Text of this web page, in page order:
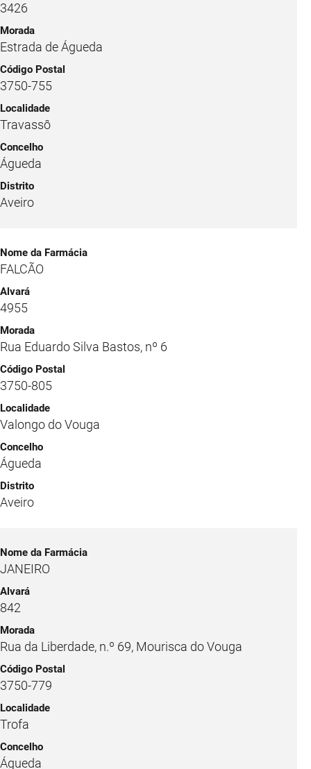
3426
Estrada de Águeda
3750-755
Travassô
Águeda
Aveiro
FALCÃO
4955
Rua Eduardo Silva Bastos, nº 6
3750-805
Valongo do Vouga
Águeda
Aveiro
JANEIRO
842
Rua da Liberdade, n.º 69, Mourisca do Vouga
3750-779
Trofa
Águeda